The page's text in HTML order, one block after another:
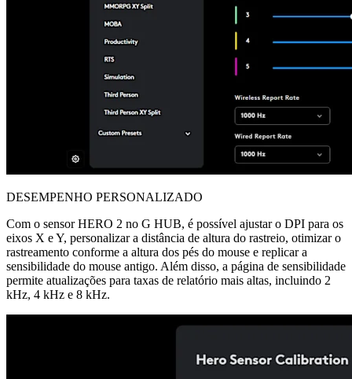
DESEMPENHO PERSONALIZADO
Com o sensor HERO 2 no G HUB, é possível ajustar o DPI para os
eixos X e Y, personalizar a distância de altura do rastreio, otimizar o
rastreamento conforme a altura dos pés do mouse e replicar a
sensibilidade do mouse antigo. Além disso, a página de sensibilidade
permite atualizações para taxas de relatório mais altas, incluindo 2
kHz, 4 kHz e 8 kHz.